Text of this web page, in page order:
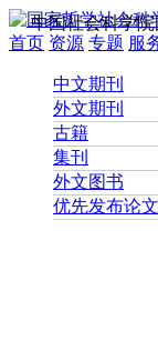
中国社会科学
首页 资源 专题 服
中文期刊
外文期刊
古籍
集刊
外文图书
优先发布论文